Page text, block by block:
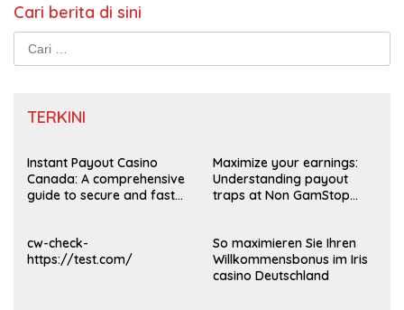
Cari berita di sini
TERKINI
Instant Payout Casino
Canada: A comprehensive
guide to secure and fast
Maximize your earnings:
Understanding payout
traps at Non GamStop
cw-check-
https://test.com/
So maximieren Sie Ihren
Willkommensbonus im Iris
casino Deutschland